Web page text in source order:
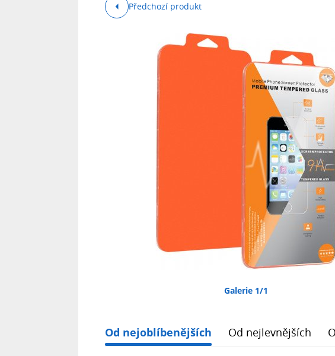
Předchozí produkt
Galerie 1/1
Od nejoblíbenějších Od nejlevnějších